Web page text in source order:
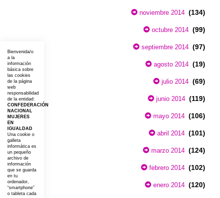
noviembre 2014 (134)
octubre 2014 (99)
septiembre 2014 (97)
agosto 2014 (19)
julio 2014 (69)
junio 2014 (119)
mayo 2014 (106)
abril 2014 (101)
marzo 2014 (124)
febrero 2014 (102)
enero 2014 (120)
Bienvenida/o
a la
información
básica sobre
las cookies
de la página
web
responsabilidad
de la entidad:
CONFEDERACIÓN
NACIONAL
MUJERES
EN
IGUALDAD
Una cookie o
galleta
informática es
un pequeño
archivo de
información
que se guarda
en tu
ordenador,
“smartphone”
o tableta cada